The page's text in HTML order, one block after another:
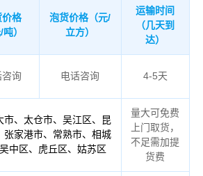
价格
吨）
泡货价格（元/
立方）
运输时间
（几天到
达）
咨询 电话咨询 4-5天
市、太仓市、吴江区、昆
张家港市、常熟市、相城
中区、虎丘区、姑苏区
量大可免费
上门取货，
不足需加提
货费